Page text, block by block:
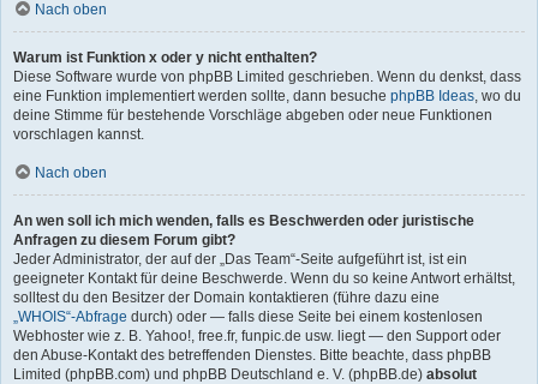
Nach oben
Warum ist Funktion x oder y nicht enthalten?
Diese Software wurde von phpBB Limited geschrieben. Wenn du denkst, dass
eine Funktion implementiert werden sollte, dann besuche phpBB Ideas, wo du
deine Stimme für bestehende Vorschläge abgeben oder neue Funktionen
vorschlagen kannst.
Nach oben
An wen soll ich mich wenden, falls es Beschwerden oder juristische
Anfragen zu diesem Forum gibt?
Jeder Administrator, der auf der „Das Team“-Seite aufgeführt ist, ist ein
geeigneter Kontakt für deine Beschwerde. Wenn du so keine Antwort erhältst,
solltest du den Besitzer der Domain kontaktieren (führe dazu eine
„WHOIS“-Abfrage durch) oder — falls diese Seite bei einem kostenlosen
Webhoster wie z. B. Yahoo!, free.fr, funpic.de usw. liegt — den Support oder
den Abuse-Kontakt des betreffenden Dienstes. Bitte beachte, dass phpBB
Limited (phpBB.com) und phpBB Deutschland e. V. (phpBB.de) absolut